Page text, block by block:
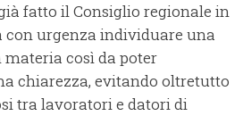
fatto il Consiglio regionale in
con urgenza individuare una
così da poter
chiarezza, evitando oltretutto
tra lavoratori e datori di